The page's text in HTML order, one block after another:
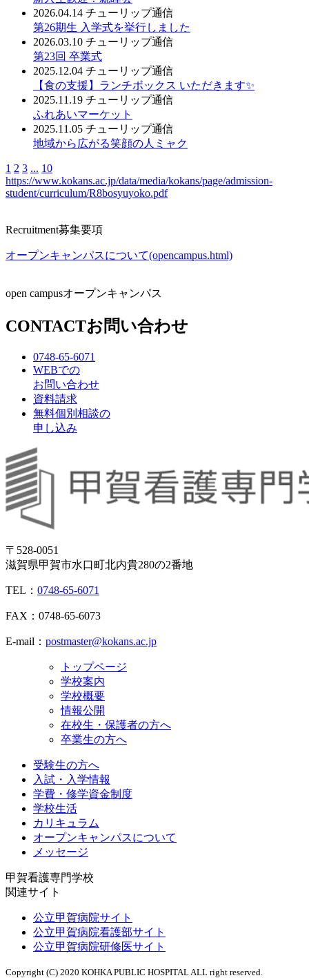
2026.04.14 チューリップ通信
第26期生 入学式を挙行しました
2026.03.10 チューリップ通信
第23回 卒業式
2025.12.04 チューリップ通信
【食の支援】ランチボックス いただきます✨
2025.11.19 チューリップ通信
ふれあいマーケット
2025.11.05 チューリップ通信
地域から広がる笑顔の人ミャク
1 2 3 ... 10
https://www.kokans.ac.jp/data/media/kokans/page/admission-
student/curriculum/R8bosyuyoko.pdf
Recruitment募集要項
オープンキャンパスについて(opencampus.html)
open campusオープンキャンパス
CONTACTお問い合わせ
0748-65-6071
WEBでの
お問い合わせ
資料請求
無料個別相談の
申し込み
〒528-0051
滋賀県甲賀市水口町北内貴280の2番地
TEL： 0748-65-6071
FAX：0748-65-6073
E-mail： postmaster@kokans.ac.jp
トップページ
学校案内
学校概要
情報公開
在校生・保護者の方へ
卒業生の方へ
受験生の方へ
入試・入学情報
学費・修学資金制度
学校生活
カリキュラム
オープンキャンパスについて
メッセージ
甲賀看護専門学校
関連サイト
公立甲賀病院サイト
公立甲賀病院看護部サイト
公立甲賀病院研修医サイト
Copyright (C) 2020 KOHKA PUBLIC HOSPITAL ALL right reserved.